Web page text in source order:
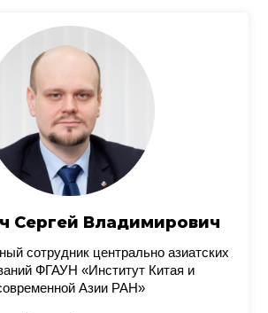
Сергей Владимирович
сотрудник центрально азиатских
ФГАУН «Институт Китая и
Азии РАН»